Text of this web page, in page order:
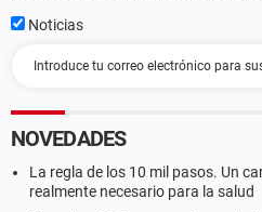
Noticias
NOVEDADES
La regla de los 10 mil pasos. Un
realmente necesario para la salud